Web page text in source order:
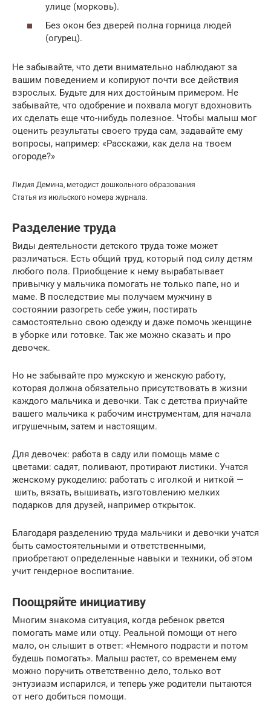
улице (морковь).
Без окон без дверей полна горница людей
(огурец).
Не забывайте, что дети внимательно наблюдают за
вашим поведением и копируют почти все действия
взрослых. Будьте для них достойным примером. Не
забывайте, что одобрение и похвала могут вдохновить
их сделать еще что-нибудь полезное. Чтобы малыш мог
оценить результаты своего труда сам, задавайте ему
вопросы, например: «Расскажи, как дела на твоем
огороде?»
Лидия Демина, методист дошкольного образования
Статья из июльского номера журнала.
Разделение труда
Виды деятельности детского труда тоже может
различаться. Есть общий труд, который под силу детям
любого пола. Приобщение к нему вырабатывает
привычку у мальчика помогать не только папе, но и
маме. В последствие мы получаем мужчину в
состоянии разогреть себе ужин, постирать
самостоятельно свою одежду и даже помочь женщине
в уборке или готовке. Так же можно сказать и про
девочек.
Но не забывайте про мужскую и женскую работу,
которая должна обязательно присутствовать в жизни
каждого мальчика и девочки. Так с детства приучайте
вашего мальчика к рабочим инструментам, для начала
игрушечным, затем и настоящим.
Для девочек: работа в саду или помощь маме с
цветами: садят, поливают, протирают листики. Учатся
женскому рукоделию: работать с иголкой и ниткой —
шить, вязать, вышивать, изготовлению мелких
подарков для друзей, например открыток.
Благодаря разделению труда мальчики и девочки учатся
быть самостоятельными и ответственными,
приобретают определенные навыки и техники, об этом
учит гендерное воспитание.
Поощряйте инициативу
Многим знакома ситуация, когда ребенок рвется
помогать маме или отцу. Реальной помощи от него
мало, он слышит в ответ: «Немного подрасти и потом
будешь помогать». Малыш растет, со временем ему
можно поручить ответственно дело, только вот
энтузиазм испарился, и теперь уже родители пытаются
от него добиться помощи.